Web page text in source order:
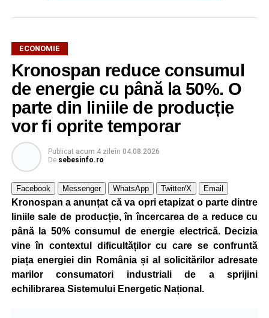
ECONOMIE
Kronospan reduce consumul
de energie cu până la 50%. O
parte din liniile de producție
vor fi oprite temporar
Publicat acum 4 zileîn 04.08.2026
De sebesinfo.ro
Facebook Messenger WhatsApp Twitter/X Email
Kronospan a anunțat că va opri etapizat o parte dintre
liniile sale de producție, în încercarea de a reduce cu
până la 50% consumul de energie electrică. Decizia
vine în contextul dificultăților cu care se confruntă
piața energiei din România și al solicitărilor adresate
marilor consumatori industriali de a sprijini
echilibrarea Sistemului Energetic Național.